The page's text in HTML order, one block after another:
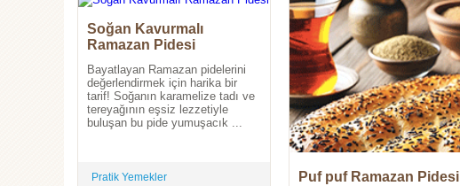
Soğan Kavurmalı
Ramazan Pidesi
Bayatlayan Ramazan pidelerini
değerlendirmek için harika bir
tarif! Soğanın karamelize tadı ve
tereyağının eşsiz lezzetiyle
buluşan bu pide yumuşacık ...
Pratik Yemekler Puf puf Ramazan Pidesi